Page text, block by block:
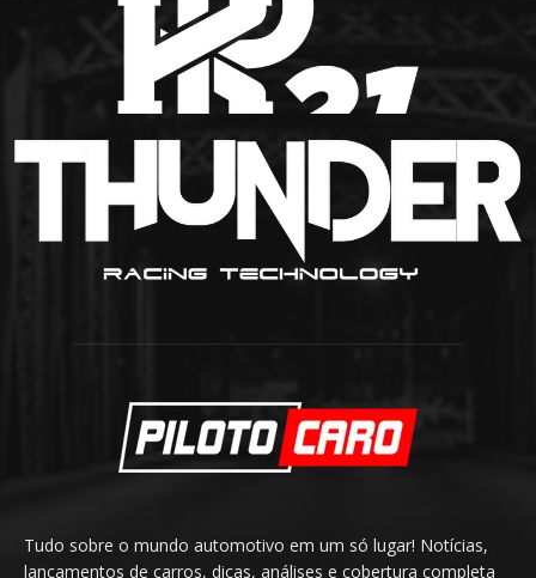
Tudo sobre o mundo automotivo em um só lugar! Notícias,
lançamentos de carros, dicas, análises e cobertura completa